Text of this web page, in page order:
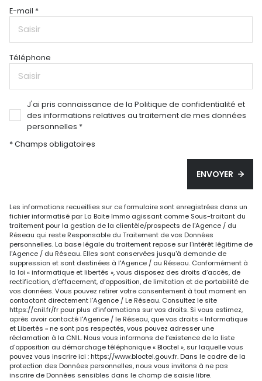
E-mail *
Téléphone
J'ai pris connaissance de la Politique de confidentialité et
des informations relatives au traitement de mes données
personnelles *
* Champs obligatoires
ENVOYER
Les informations recueillies sur ce formulaire sont enregistrées dans un
fichier informatisé par La Boite Immo agissant comme Sous-traitant du
traitement pour la gestion de la clientèle/prospects de l'Agence / du
Réseau qui reste Responsable du Traitement de vos Données
personnelles. La base légale du traitement repose sur l'intérêt légitime de
l'Agence / du Réseau. Elles sont conservées jusqu'à demande de
suppression et sont destinées à l'Agence / au Réseau. Conformément à
la loi « informatique et libertés », vous disposez des droits d’accès, de
rectification, d’effacement, d’opposition, de limitation et de portabilité de
vos données. Vous pouvez retirer votre consentement à tout moment en
contactant directement l’Agence / Le Réseau. Consultez le site
https://cnil.fr/frpour plus d’informations sur vos droits. Si vous estimez,
après avoir contacté l'Agence / le Réseau, que vos droits « Informatique
et Libertés » ne sont pas respectés, vous pouvez adresser une
réclamation à la CNIL. Nous vous informons de l’existence de la liste
d'opposition au démarchage téléphonique « Bloctel », sur laquelle vous
pouvez vous inscrire ici :https://www.bloctel.gouv.fr. Dans le cadre de la
protection des Données personnelles, nous vous invitons à ne pas
inscrire de Données sensibles dans le champ de saisie libre.